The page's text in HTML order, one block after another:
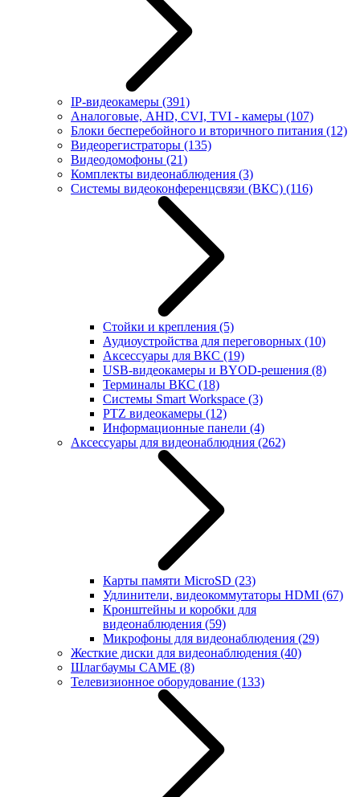
IP-видеокамеры (391)
Аналоговые, AHD, CVI, TVI - камеры (107)
Блоки бесперебойного и вторичного питания (12)
Видеорегистраторы (135)
Видеодомофоны (21)
Комплекты видеонаблюдения (3)
Системы видеоконференцсвязи (ВКС) (116)
Стойки и крепления (5)
Аудиоустройства для переговорных (10)
Аксессуары для ВКС (19)
USB-видеокамеры и BYOD-решения (8)
Терминалы ВКС (18)
Системы Smart Workspace (3)
PTZ видеокамеры (12)
Информационные панели (4)
Аксессуары для видеонаблюдния (262)
Карты памяти MicroSD (23)
Удлинители, видеокоммутаторы HDMI (67)
Кронштейны и коробки для
видеонаблюдения (59)
Микрофоны для видеонаблюдения (29)
Жесткие диски для видеонаблюдения (40)
Шлагбаумы CAME (8)
Телевизионное оборудование (133)